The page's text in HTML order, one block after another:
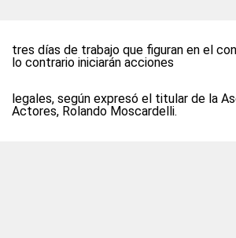
tres días de trabajo que figuran en el
lo contrario iniciarán acciones
legales, según expresó el titular de la
Actores, Rolando Moscardelli.